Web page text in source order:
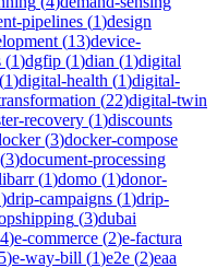
pipelines (1)design
(13)device-
(1)dgfip (1)dian (1)digital
(1)digital-health (1)digital-
(22)digital-twin
recovery (1)discounts
(3)docker-compose
(3)document-processing
(1)domo (1)donor-
)drip-campaigns (1)drip-
(3)dubai
4)e-commerce (2)e-factura
5)e-way-bill (1)e2e (2)eaa